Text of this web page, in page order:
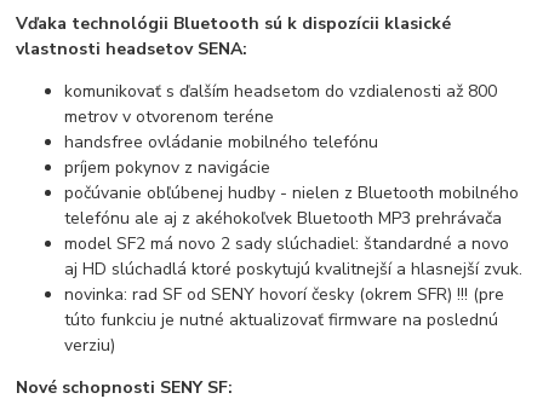
Vďaka technológii Bluetooth sú k dispozícii klasické
vlastnosti headsetov SENA:
komunikovať s ďalším headsetom do vzdialenosti až 800
metrov v otvorenom teréne
handsfree ovládanie mobilného telefónu
príjem pokynov z navigácie
počúvanie obľúbenej hudby - nielen z Bluetooth mobilného
telefónu ale aj z akéhokoľvek Bluetooth MP3 prehrávača
model SF2 má novo 2 sady slúchadiel: štandardné a novo
aj HD slúchadlá ktoré poskytujú kvalitnejší a hlasnejší zvuk.
novinka: rad SF od SENY hovorí česky (okrem SFR) !!! (pre
túto funkciu je nutné aktualizovať firmware na poslednú
verziu)
Nové schopnosti SENY SF: